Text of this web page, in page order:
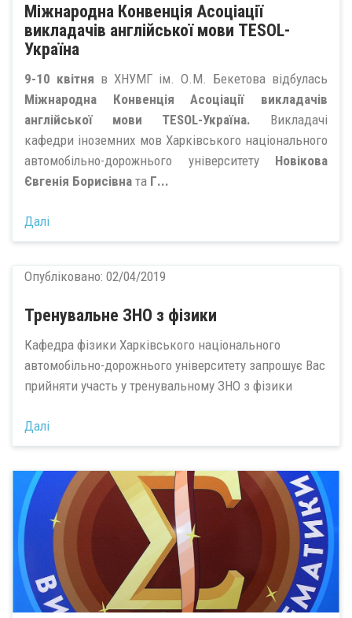
Міжнародна Конвенція Асоціації
викладачів англійської мови TESOL-
Україна
9-10 квітня в ХНУМГ ім. О.М. Бекетова відбулась
Міжнародна Конвенція Асоціації викладачів
англійської мови TESOL-Україна. Викладачі
кафедри іноземних мов Харківського національного
автомобільно-дорожнього університету Новікова
Євгенія Борисівна та Г...
Далі
Опубліковано: 02/04/2019
Тренувальне ЗНО з фізики
Кафедра фізики Харківського національного
автомобільно-дорожнього університету запрошує Вас
прийняти участь у тренувальному ЗНО з фізики
Далі